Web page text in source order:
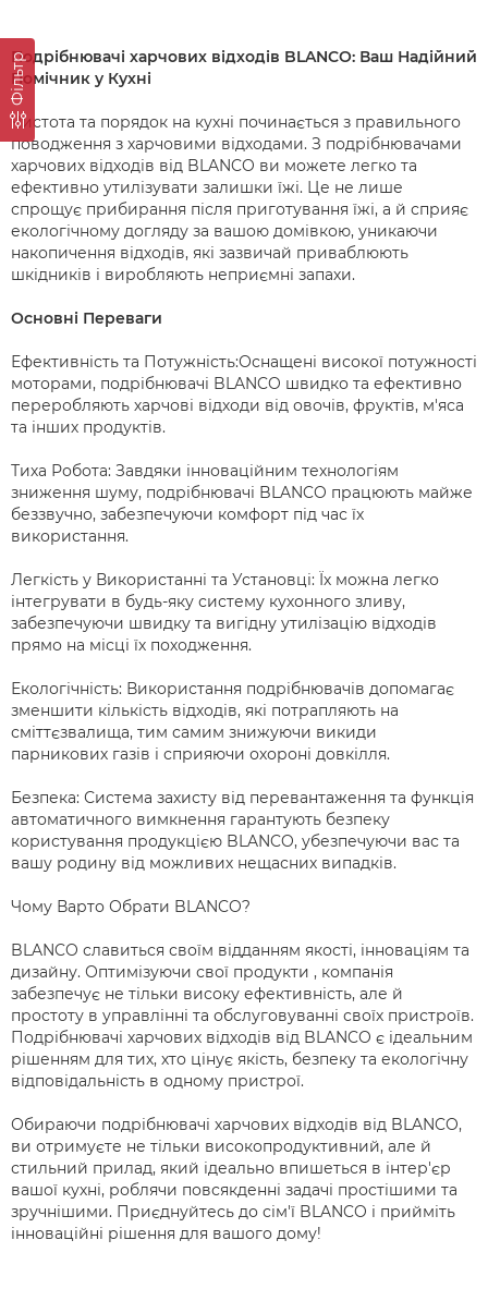
Фільтр
Подрібнювачі харчових відходів BLANCO: Ваш Надійний
Помічник у Кухні
Чистота та порядок на кухні починається з правильного
поводження з харчовими відходами. З подрібнювачами
харчових відходів від BLANCO ви можете легко та
ефективно утилізувати залишки їжі. Це не лише
спрощує прибирання після приготування їжі, а й сприяє
екологічному догляду за вашою домівкою, уникаючи
накопичення відходів, які зазвичай приваблюють
шкідників і виробляють неприємні запахи.
Основні Переваги
Ефективність та Потужність:Оснащені високої потужності
моторами, подрібнювачі BLANCO швидко та ефективно
переробляють харчові відходи від овочів, фруктів, м'яса
та інших продуктів.
Тиха Робота: Завдяки інноваційним технологіям
зниження шуму, подрібнювачі BLANCO працюють майже
беззвучно, забезпечуючи комфорт під час їх
використання.
Легкість у Використанні та Установці: Їх можна легко
інтегрувати в будь-яку систему кухонного зливу,
забезпечуючи швидку та вигідну утилізацію відходів
прямо на місці їх походження.
Екологічність: Використання подрібнювачів допомагає
зменшити кількість відходів, які потрапляють на
сміттєзвалища, тим самим знижуючи викиди
парникових газів і сприяючи охороні довкілля.
Безпека: Система захисту від перевантаження та функція
автоматичного вимкнення гарантують безпеку
користування продукцією BLANCO, убезпечуючи вас та
вашу родину від можливих нещасних випадків.
Чому Варто Обрати BLANCO?
BLANCO славиться своїм відданням якості, інноваціям та
дизайну. Оптимізуючи свої продукти , компанія
забезпечує не тільки високу ефективність, але й
простоту в управлінні та обслуговуванні своїх пристроїв.
Подрібнювачі харчових відходів від BLANCO є ідеальним
рішенням для тих, хто цінує якість, безпеку та екологічну
відповідальність в одному пристрої.
Обираючи подрібнювачі харчових відходів від BLANCO,
ви отримуєте не тільки високопродуктивний, але й
стильний прилад, який ідеально впишеться в інтер'єр
вашої кухні, роблячи повсякденні задачі простішими та
зручнішими. Приєднуйтесь до сім'ї BLANCO і прийміть
інноваційні рішення для вашого дому!